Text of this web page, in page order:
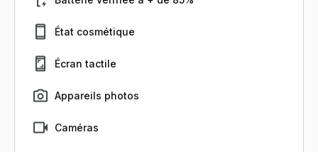
État cosmétique
Écran tactile
Appareils photos
Caméras